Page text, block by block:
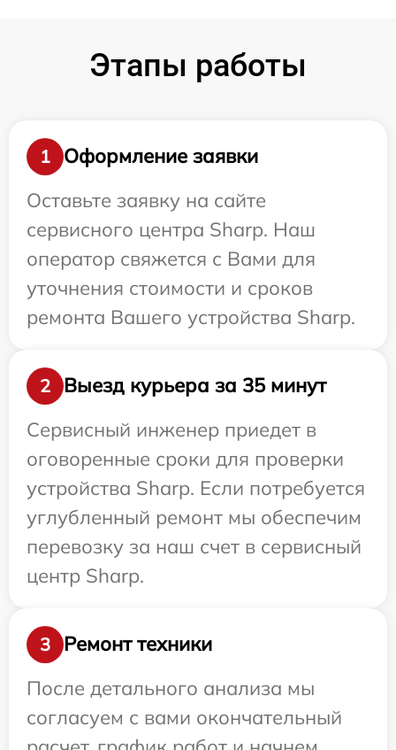
Этапы работы
1
Оформление заявки
Оставьте заявку на сайте
сервисного центра Sharp. Наш
оператор свяжется с Вами для
уточнения стоимости и сроков
ремонта Вашего устройства Sharp.
2
Выезд курьера за 35 минут
Сервисный инженер приедет в
оговоренные сроки для проверки
устройства Sharp. Если потребуется
углубленный ремонт мы обеспечим
перевозку за наш счет в сервисный
центр Sharp.
3
Ремонт техники
После детального анализа мы
согласуем с вами окончательный